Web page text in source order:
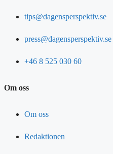
tips@dagensperspektiv.se
press@dagensperspektiv.se
+46 8 525 030 60
Om oss
Om oss
Redaktionen